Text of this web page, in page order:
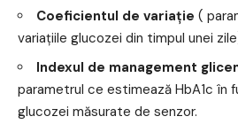
Coeficientul de variație (
variațiile glucozei din timpul unei
Indexul de management
parametrul ce estimează HbA1c în
glucozei măsurate de senzor.